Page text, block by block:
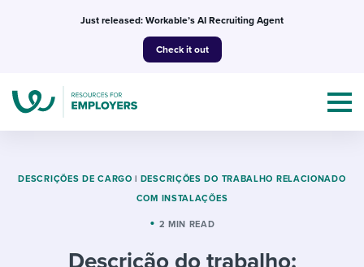
Just released: Workable’s AI Recruiting Agent
Check it out
Topics
Templates & Guides
DESCRIÇÕES DE CARGO | DESCRIÇÕES DO TRABALHO RELACIONADO
COM INSTALAÇÕES
2 MIN READ
Descrição do trabalho: